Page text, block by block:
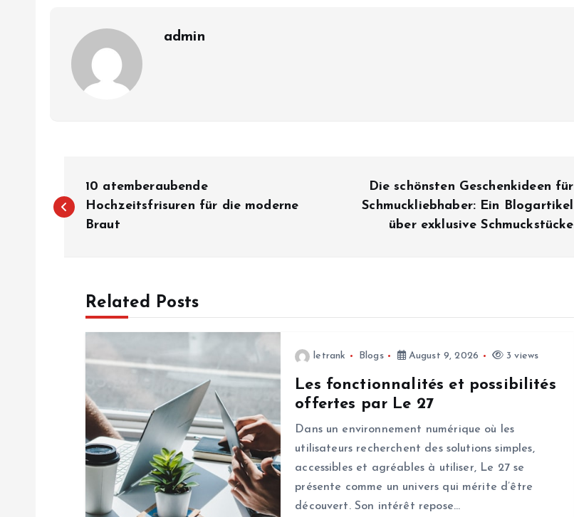
admin
o
10 atemberaubende
Hochzeitsfrisuren für die moderne
Braut
Die schönsten Geschenkideen für
Schmuckliebhaber: Ein Blogartikel
über exklusive Schmuckstücke
Related Posts
letrank Blogs August 9, 2026 3 views
Les fonctionnalités et possibilités
offertes par Le 27
Dans un environnement numérique où les
utilisateurs recherchent des solutions simples,
accessibles et agréables à utiliser, Le 27 se
présente comme un univers qui mérite d’être
découvert. Son intérêt repose…